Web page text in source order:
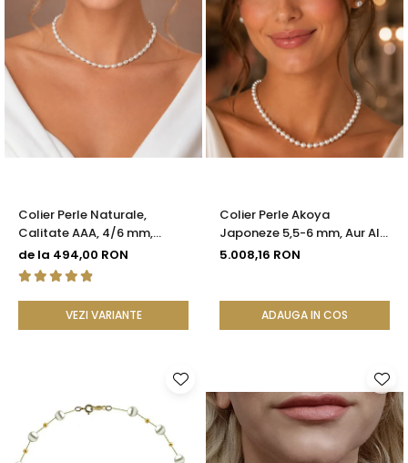
Colier Perle Naturale,
Calitate AAA, 4/6 mm,
Ovale, Închizătoare Argint
925 | KASKADDA®
de la 494,00 RON
VEZI VARIANTE
Colier Perle Akoya
Japoneze 5,5-6 mm, Aur Alb
14K cu Închizătoare
5.008,16 RON
ADAUGA IN COS